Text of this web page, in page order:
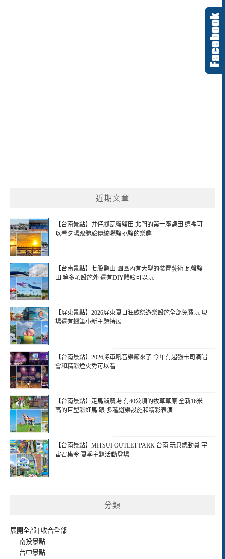
近期文章
【台南景點】井仔腳瓦盤鹽田 北門的第一座鹽田 這裡可
以看夕陽跟體驗傳統曬鹽挑鹽的樂趣
【台南景點】七股鹽山 園區內有大型的裝置藝術 瓦盤鹽
田 等多項設施外 還有DIY體驗可以玩
【屏東景點】2026屏東夏日狂歡祭遊樂設施全部免費玩 現
場還有蠟筆小新主題特展
【台南景點】2026將軍吼音樂節來了 今年有超強卡司演唱
會和精彩煙火秀可以看
【台南景點】走馬瀨農場 有40公頃的牧草草原 全新16米
高的巨型彩虹馬 跟 多種遊樂設施和精彩表演
【台南景點】MITSUI OUTLET PARK 台南 玩具總動員 宇
宙召集令 夏季主題活動登場
分類
展開全部 | 收合全部
南投景點
台中景點